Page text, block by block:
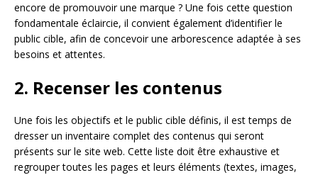
encore de promouvoir une marque ? Une fois cette question
fondamentale éclaircie, il convient également d’identifier le
public cible, afin de concevoir une arborescence adaptée à ses
besoins et attentes.
2. Recenser les contenus
Une fois les objectifs et le public cible définis, il est temps de
dresser un inventaire complet des contenus qui seront
présents sur le site web. Cette liste doit être exhaustive et
regrouper toutes les pages et leurs éléments (textes, images,